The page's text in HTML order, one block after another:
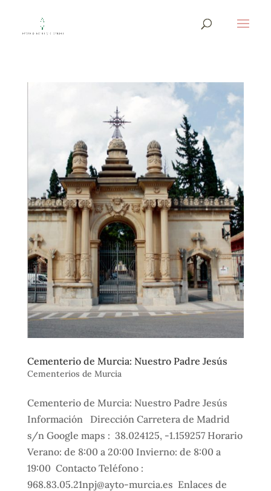
Cementerio de Murcia: Nuestro Padre Jesús
Cementerios de Murcia
Cementerio de Murcia: Nuestro Padre Jesús
Información Dirección Carretera de Madrid
s/n Google maps : 38.024125, -1.159257 Horario
Verano: de 8:00 a 20:00 Invierno: de 8:00 a
19:00 Contacto Teléfono :
968.83.05.21npj@ayto-murcia.es Enlaces de